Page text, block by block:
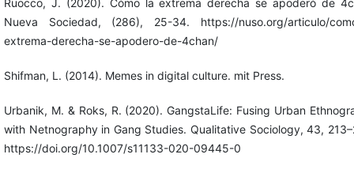
Ruocco, J. (2020). Cómo la extrema derecha se apoderó de
Nueva Sociedad, (286), 25-34. https://nuso.org/articulo/
extrema-derecha-se-apodero-de-4chan/
Shifman, L. (2014). Memes in digital culture. mit Press.
Urbanik, M. & Roks, R. (2020). GangstaLife: Fusing Urban
with Netnography in Gang Studies. Qualitative Sociology, 43,
https://doi.org/10.1007/s11133-020-09445-0